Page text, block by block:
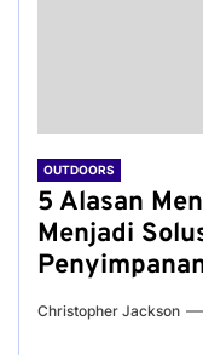
OUTDOORS
5 Alasan
Menjadi
Christopher Jackson